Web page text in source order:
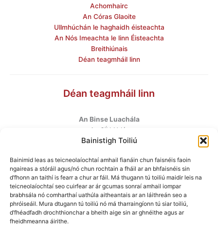
Bainistigh Toiliú
Bainimid leas as teicneolaíochtaí amhail fianáin chun faisnéis faoin
ngaireas a stóráil agus/nó chun rochtain a fháil ar an bhfaisnéis sin
d’fhonn an taithí is fearr a chur ar fáil. Má thugann tú toiliú maidir leis na
teicneolaíochtaí seo cuirfear ar ár gcumas sonraí amhail iompar
brabhsála nó comharthaí uathúla aitheantais ar an láithreán seo a
phróiseáil. Mura dtugann tú toiliú nó má tharraingíonn tú siar toiliú,
d’fhéadfadh drochthionchar a bheith aige sin ar ghnéithe agus ar
fheidhmeanna áirithe.
Achomhairc
An Córas Glaoite
Ullmhúchán le haghaidh éisteachta
An Nós Imeachta le linn Éisteachta
Breithiúnais
Déan teagmháil linn
Déan teagmháil linn
An Binse Luachála
An 6úhUrlár
Halla Mhargadh na Feirme
Baile Átha Cliath 7
D07 AEF4
Teileafón: +353 1 6760130
Ríomhphost:info@valuationtribunal.ie